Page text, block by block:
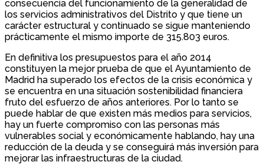
consecuencia del funcionamiento de la generalidad de
los servicios administrativos del Distrito y que tiene un
carácter estructural y continuado se sigue manteniendo
prácticamente el mismo importe de 315.803 euros.
En definitiva los presupuestos para el año 2014
constituyen la mejor prueba de que el Ayuntamiento de
Madrid ha superado los efectos de la crisis económica y
se encuentra en una situación sostenibilidad financiera
fruto del esfuerzo de años anteriores. Por lo tanto se
puede hablar de que existen más medios para servicios,
hay un fuerte compromiso con las personas más
vulnerables social y económicamente hablando, hay una
reducción de la deuda y se conseguirá más inversión para
mejorar las infraestructuras de la ciudad.